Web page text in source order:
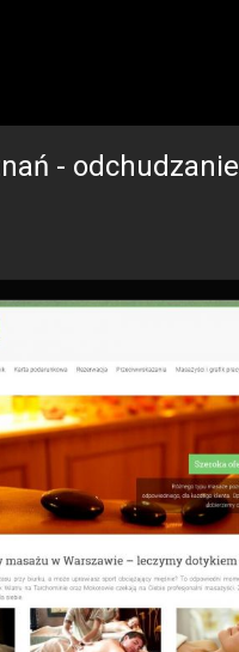
- odchudzanie